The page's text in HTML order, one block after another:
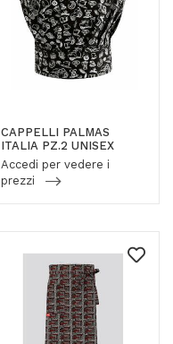
CAPPELLI PALMAS
ITALIA PZ.2 UNISEX
Accedi per vedere i
prezzi